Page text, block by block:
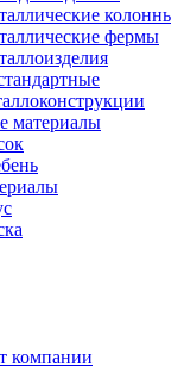
фермы
материалы